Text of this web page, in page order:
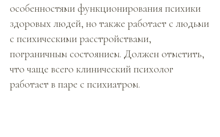
особенностями функционирования психики
здоровых людей, но также работает с людьми
с психическими расстройствами,
пограничным состоянием. Должен отметить,
что чаще всего клинический психолог
работает в паре с психиатром.